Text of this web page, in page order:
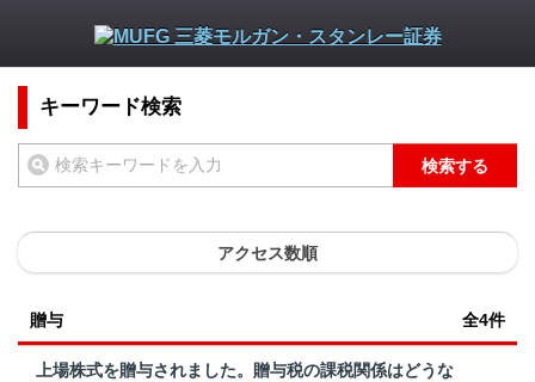
キーワード検索
検索する
アクセス数順
贈与 全4件
上場株式を贈与されました。贈与税の課税関係はどうな